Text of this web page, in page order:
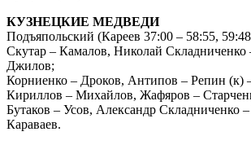
КУЗНЕЦКИЕ МЕДВЕДИ
Подъяпольский (Кареев 37:00 – 58:55,
Скутар – Камалов, Николай Складниченко
Джилов;
Корниенко – Дроков, Антипов – Репин (к)
Кириллов – Михайлов, Жафяров –
Бутаков – Усов, Александр Складниченко
Караваев.